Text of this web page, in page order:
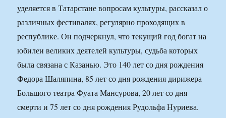
уделяется в Татарстане вопросам культуры, рассказал о
различных фестивалях, регулярно проходящих в
республике. Он подчеркнул, что текущий год богат на
юбилеи великих деятелей культуры, судьба которых
была связана с Казанью. Это 140 лет со дня рождения
Федора Шаляпина, 85 лет со дня рождения дирижера
Большого театра Фуата Мансурова, 20 лет со дня
смерти и 75 лет со дня рождения Рудольфа Нуриева.